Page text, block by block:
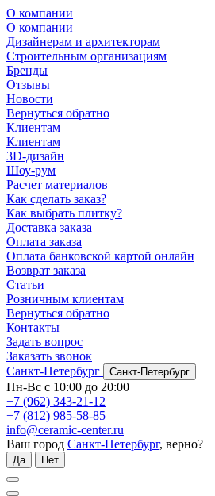
О компании
О компании
Дизайнерам и архитекторам
Строительным организациям
Бренды
Отзывы
Новости
Вернуться обратно
Клиентам
Клиентам
3D-дизайн
Шоу-рум
Расчет материалов
Как сделать заказ?
Как выбрать плитку?
Доставка заказа
Оплата заказа
Оплата банковской картой онлайн
Возврат заказа
Статьи
Розничным клиентам
Вернуться обратно
Контакты
Задать вопрос
Заказать звонок
Санкт-Петербург
Санкт-Петербург
Пн-Вс с 10:00 до 20:00
+7 (962) 343-21-12
+7 (812) 985-58-85
info@ceramic-center.ru
Ваш город Санкт-Петербург, верно?
Да Нет